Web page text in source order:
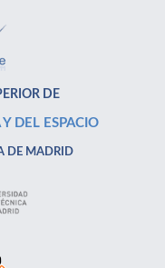
DE
DEL ESPACIO
DE MADRID